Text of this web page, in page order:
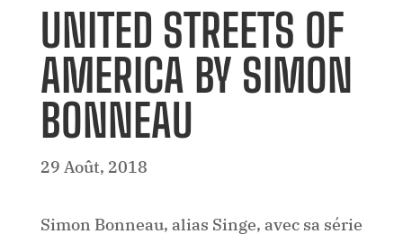
UNITED STREETS OF
AMERICA BY SIMON
BONNEAU
29 Août, 2018
Simon Bonneau, alias Singe, avec sa série